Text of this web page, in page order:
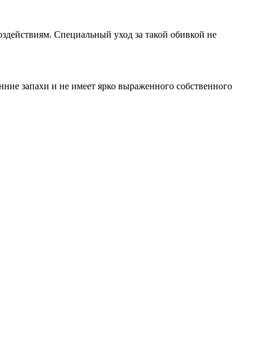
Специальный уход за такой обивкой не
запахи и не имеет ярко выраженного собственного